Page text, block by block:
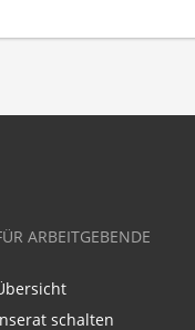
ARBEITGEBENDE
schalten